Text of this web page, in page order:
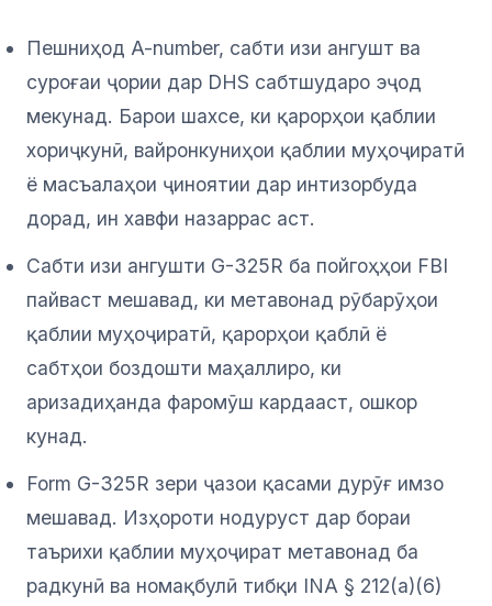
Пешниҳод A-number, сабти изи ангушт ва
суроғаи ҷории дар DHS сабтшударо эҷод
мекунад. Барои шахсе, ки қарорҳои қаблии
хориҷкунӣ, вайронкуниҳои қаблии муҳоҷиратӣ
ё масъалаҳои ҷиноятии дар интизорбуда
дорад, ин хавфи назаррас аст.
Сабти изи ангушти G-325R ба пойгоҳҳои FBI
пайваст мешавад, ки метавонад рӯбарӯҳои
қаблии муҳоҷиратӣ, қарорҳои қаблӣ ё
сабтҳои боздошти маҳаллиро, ки
аризадиҳанда фаромӯш кардааст, ошкор
кунад.
Form G-325R зери ҷазои қасами дурӯғ имзо
мешавад. Изҳороти нодуруст дар бораи
таърихи қаблии муҳоҷират метавонад ба
радкунӣ ва номақбулӣ тибқи INA § 212(a)(6)